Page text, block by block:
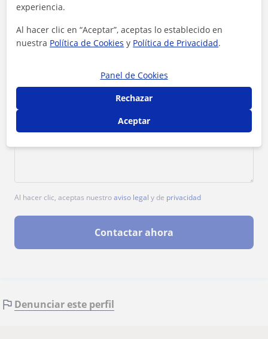
Al hacer clic, aceptas nuestroaviso legal y de privacidad
Contactar ahora
Denunciar este perfil
experiencia.
Al hacer clic en “Aceptar”, aceptas lo establecido en
nuestra Política de Cookies y Política de Privacidad.
Panel de Cookies
Rechazar
Aceptar